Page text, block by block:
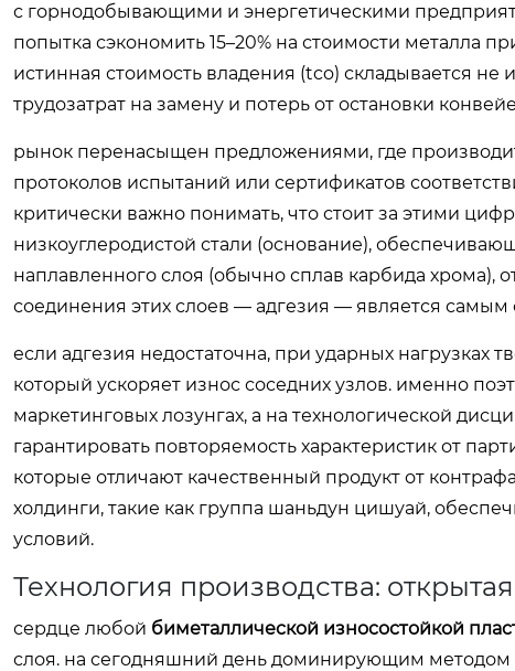
с горнодобывающими и энергетическими
попытка сэкономить 15–20% на стоимости металла
истинная стоимость владения (tco) складывается
трудозатрат на замену и потерь от остановки
рынок перенасыщен предложениями, где
протоколов испытаний или сертификатов
критически важно понимать, что стоит за этими
низкоуглеродистой стали (основание),
наплавленного слоя (обычно сплав карбида хрома),
соединения этих слоев — адгезия — является
если адгезия недостаточна, при ударных нагрузках
который ускоряет износ соседних узлов. именно
маркетинговых лозунгах, а на технологической
гарантировать повторяемость характеристик от
которые отличают качественный продукт от
холдинги, такие как группа шаньдун цишуай,
условий.
Технология производства:
сердце любой биметаллической износостойкой
слоя. на сегодняшний день доминирующим методом